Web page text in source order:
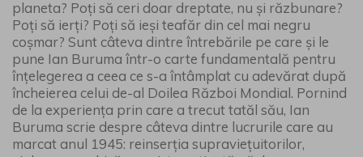
planeta? Poţi să ceri doar dreptate, nu şi răzbunare?
Poţi să ierţi? Poţi să ieşi teafăr din cel mai negru
coşmar? Sunt câteva dintre întrebările pe care şi le
pune Ian Buruma într-o carte fundamentală pentru
înţelegerea a ceea ce s-a întâmplat cu adevărat după
încheierea celui de-al Doilea Război Mondial. Pornind
de la experienţa prin care a trecut tatăl său, Ian
Buruma scrie despre câteva dintre lucrurile care au
marcat anul 1945: reinserţia supravieţuitorilor,